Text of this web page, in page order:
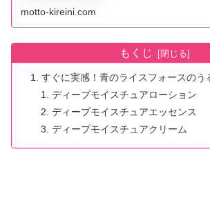
motto-kireini.com
もくじ
すぐに実感！青のライスフォースのう
ディープモイスチュアローション
ディープモイスチュアエッセンス
ディープモイスチュアクリーム